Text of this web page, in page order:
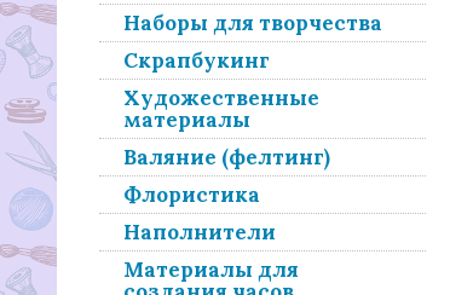
Наборы для творчества
Скрапбукинг
Художественные
материалы
Валяние (фелтинг)
Флористика
Наполнители
Материалы для